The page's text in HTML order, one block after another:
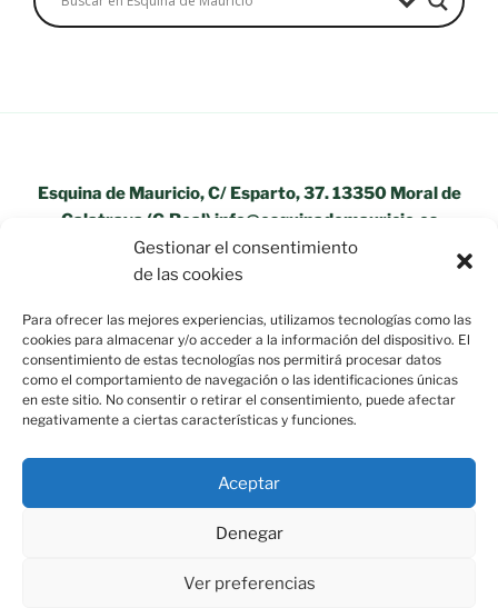
Gestionar el consentimiento
de las cookies
Para ofrecer las mejores experiencias, utilizamos tecnologías como las
cookies para almacenar y/o acceder a la información del dispositivo. El
consentimiento de estas tecnologías nos permitirá procesar datos
como el comportamiento de navegación o las identificaciones únicas
en este sitio. No consentir o retirar el consentimiento, puede afectar
negativamente a ciertas características y funciones.
Aceptar
Denegar
Ver preferencias
Esquina de Mauricio, C/ Esparto, 37. 13350 Moral de
Calatrava (C.Real) info@esquinademauricio.es
«Aviso Legal»
Política de privacidad Funciona gracias a WordPress